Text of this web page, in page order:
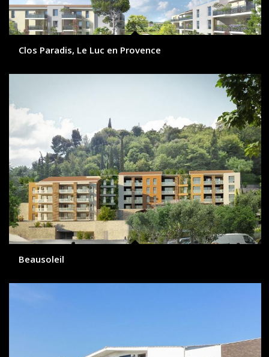
Clos Paradis, Le Luc en Provence
Beausoleil